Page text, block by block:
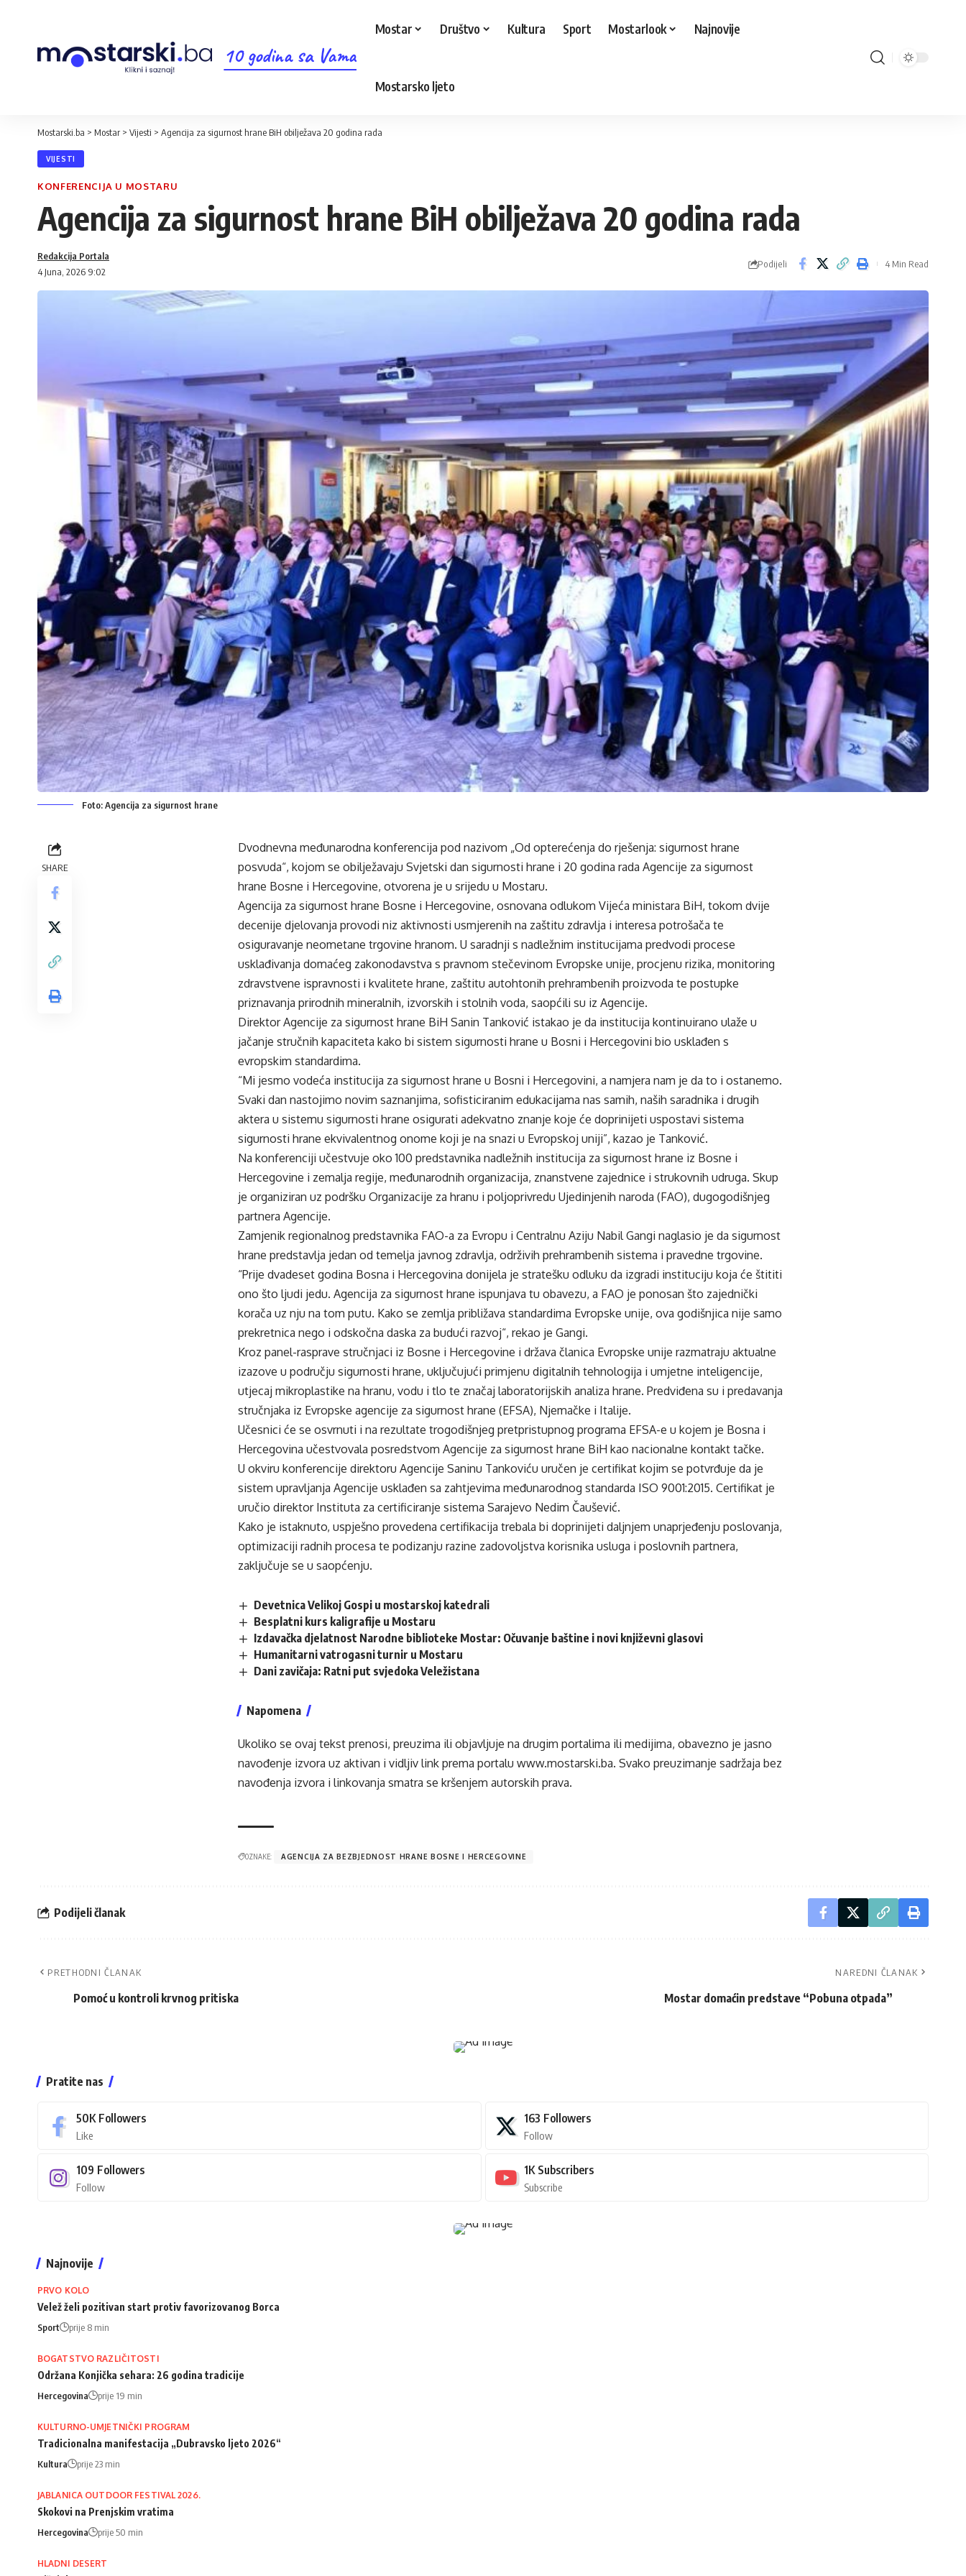
10 godina sa Vama
Mostar Društvo Kultura Sport Mostarlook Najnovije
Mostarsko ljeto
Mostarski.ba > Mostar > Vijesti > Agencija za sigurnost hrane BiH obilježava 20 godina rada
VIJESTI
KONFERENCIJA U MOSTARU
Agencija za sigurnost hrane BiH obilježava 20 godina rada
4 Juna, 2026 9:02
Redakcija Portala
Podijeli 4 Min Read
Foto: Agencija za sigurnost hrane
SHARE
Dvodnevna međunarodna konferencija pod nazivom „Od opterećenja do rješenja: sigurnost hrane
posvuda“, kojom se obilježavaju Svjetski dan sigurnosti hrane i 20 godina rada Agencije za sigurnost
hrane Bosne i Hercegovine, otvorena je u srijedu u Mostaru.
Agencija za sigurnost hrane Bosne i Hercegovine, osnovana odlukom Vijeća ministara BiH, tokom dvije
decenije djelovanja provodi niz aktivnosti usmjerenih na zaštitu zdravlja i interesa potrošača te
osiguravanje neometane trgovine hranom. U saradnji s nadležnim institucijama predvodi procese
usklađivanja domaćeg zakonodavstva s pravnom stečevinom Evropske unije, procjenu rizika, monitoring
zdravstvene ispravnosti i kvalitete hrane, zaštitu autohtonih prehrambenih proizvoda te postupke
priznavanja prirodnih mineralnih, izvorskih i stolnih voda, saopćili su iz Agencije.
Direktor Agencije za sigurnost hrane BiH Sanin Tanković istakao je da institucija kontinuirano ulaže u
jačanje stručnih kapaciteta kako bi sistem sigurnosti hrane u Bosni i Hercegovini bio usklađen s
evropskim standardima.
“Mi jesmo vodeća institucija za sigurnost hrane u Bosni i Hercegovini, a namjera nam je da to i ostanemo.
Svaki dan nastojimo novim saznanjima, sofisticiranim edukacijama nas samih, naših saradnika i drugih
aktera u sistemu sigurnosti hrane osigurati adekvatno znanje koje će doprinijeti uspostavi sistema
sigurnosti hrane ekvivalentnog onome koji je na snazi u Evropskoj uniji”, kazao je Tanković.
Na konferenciji učestvuje oko 100 predstavnika nadležnih institucija za sigurnost hrane iz Bosne i
Hercegovine i zemalja regije, međunarodnih organizacija, znanstvene zajednice i strukovnih udruga. Skup
je organiziran uz podršku Organizacije za hranu i poljoprivredu Ujedinjenih naroda (FAO), dugogodišnjeg
partnera Agencije.
Zamjenik regionalnog predstavnika FAO-a za Evropu i Centralnu Aziju Nabil Gangi naglasio je da sigurnost
hrane predstavlja jedan od temelja javnog zdravlja, održivih prehrambenih sistema i pravedne trgovine.
“Prije dvadeset godina Bosna i Hercegovina donijela je stratešku odluku da izgradi instituciju koja će štititi
ono što ljudi jedu. Agencija za sigurnost hrane ispunjava tu obavezu, a FAO je ponosan što zajednički
korača uz nju na tom putu. Kako se zemlja približava standardima Evropske unije, ova godišnjica nije samo
prekretnica nego i odskočna daska za budući razvoj“, rekao je Gangi.
Kroz panel-rasprave stručnjaci iz Bosne i Hercegovine i država članica Evropske unije razmatraju aktualne
izazove u području sigurnosti hrane, uključujući primjenu digitalnih tehnologija i umjetne inteligencije,
utjecaj mikroplastike na hranu, vodu i tlo te značaj laboratorijskih analiza hrane. Predviđena su i predavanja
stručnjaka iz Evropske agencije za sigurnost hrane (EFSA), Njemačke i Italije.
Učesnici će se osvrnuti i na rezultate trogodišnjeg pretpristupnog programa EFSA-e u kojem je Bosna i
Hercegovina učestvovala posredstvom Agencije za sigurnost hrane BiH kao nacionalne kontakt tačke.
U okviru konferencije direktoru Agencije Saninu Tankoviću uručen je certifikat kojim se potvrđuje da je
sistem upravljanja Agencije usklađen sa zahtjevima međunarodnog standarda ISO 9001:2015. Certifikat je
uručio direktor Instituta za certificiranje sistema Sarajevo Nedim Čaušević.
Kako je istaknuto, uspješno provedena certifikacija trebala bi doprinijeti daljnjem unaprjeđenju poslovanja,
optimizaciji radnih procesa te podizanju razine zadovoljstva korisnika usluga i poslovnih partnera,
zaključuje se u saopćenju.
Devetnica Velikoj Gospi u mostarskoj katedrali
Besplatni kurs kaligrafije u Mostaru
Izdavačka djelatnost Narodne biblioteke Mostar: Očuvanje baštine i novi književni glasovi
Humanitarni vatrogasni turnir u Mostaru
Dani zavičaja: Ratni put svjedoka Veležistana
Napomena
Ukoliko se ovaj tekst prenosi, preuzima ili objavljuje na drugim portalima ili medijima, obavezno je jasno
navođenje izvora uz aktivan i vidljiv link prema portalu www.mostarski.ba. Svako preuzimanje sadržaja bez
navođenja izvora i linkovanja smatra se kršenjem autorskih prava.
OZNAKE: AGENCIJA ZA BEZBJEDNOST HRANE BOSNE I HERCEGOVINE
Podijeli članak
PRETHODNI ČLANAK
Pomoć u kontroli krvnog pritiska
NAREDNI ČLANAK
Mostar domaćin predstave “Pobuna otpada”
Pratite nas
50K Followers
Like
163 Followers
Follow
109 Followers
Follow
1K Subscribers
Subscribe
Najnovije
PRVO KOLO
Velež želi pozitivan start protiv favorizovanog Borca
Sport prije 8 min
BOGATSTVO RAZLIČITOSTI
Održana Konjička sehara: 26 godina tradicije
Hercegovina prije 19 min
KULTURNO-UMJETNIČKI PROGRAM
Tradicionalna manifestacija „Dubravsko ljeto 2026“
Kultura prije 23 min
JABLANICA OUTDOOR FESTIVAL 2026.
Skokovi na Prenjskim vratima
Hercegovina prije 50 min
HLADNI DESERT